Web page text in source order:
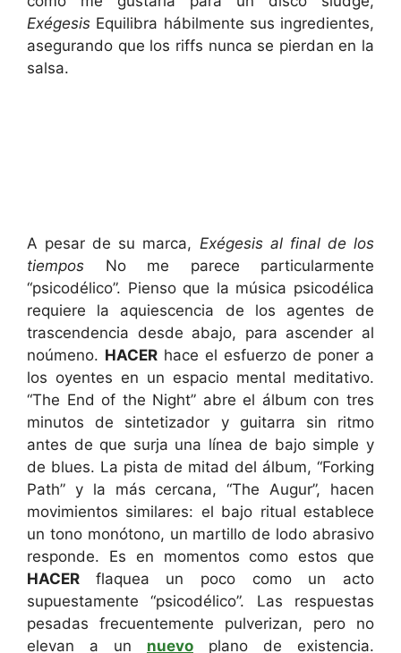
Exégesis Equilibra hábilmente sus ingredientes,
asegurando que los riffs nunca se pierdan en la
salsa.
A pesar de su marca, Exégesis al final de los
tiempos No me parece particularmente
“psicodélico”. Pienso que la música psicodélica
requiere la aquiescencia de los agentes de
trascendencia desde abajo, para ascender al
noúmeno. HACER hace el esfuerzo de poner a
los oyentes en un espacio mental meditativo.
“The End of the Night” abre el álbum con tres
minutos de sintetizador y guitarra sin ritmo
antes de que surja una línea de bajo simple y
de blues. La pista de mitad del álbum, “Forking
Path” y la más cercana, “The Augur”, hacen
movimientos similares: el bajo ritual establece
un tono monótono, un martillo de lodo abrasivo
responde. Es en momentos como estos que
HACER flaquea un poco como un acto
supuestamente “psicodélico”. Las respuestas
pesadas frecuentemente pulverizan, pero no
elevan a un nuevo plano de existencia.